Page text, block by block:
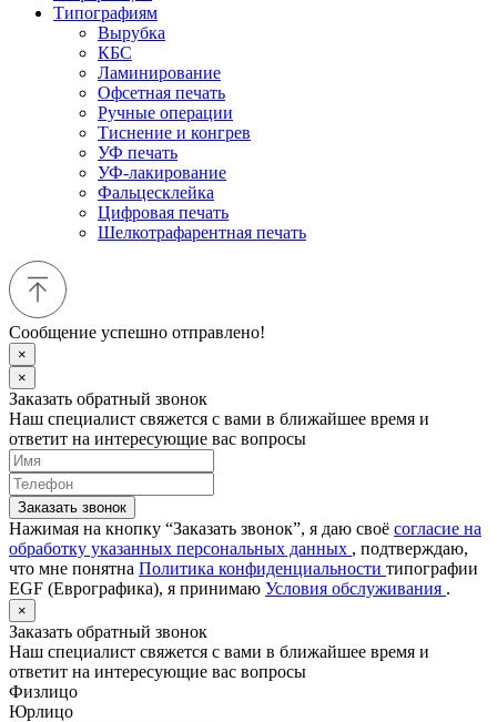
Типографиям
Вырубка
КБС
Ламинирование
Офсетная печать
Ручные операции
Тиснение и конгрев
УФ печать
УФ-лакирование
Фальцесклейка
Цифровая печать
Шелкотрафарентная печать
Сообщение успешно отправлено!
×
×
Заказать обратный звонок
Наш специалист свяжется с вами в ближайшее время и
ответит на интересующие вас вопросы
Заказать звонок
Нажимая на кнопку “Заказать звонок”, я даю своё согласие на
обработку указанных персональных данных , подтверждаю,
что мне понятна Политика конфиденциальности типографии
EGF (Еврографика), я принимаю Условия обслуживания .
×
Заказать обратный звонок
Наш специалист свяжется с вами в ближайшее время и
ответит на интересующие вас вопросы
Физлицо
Юрлицо